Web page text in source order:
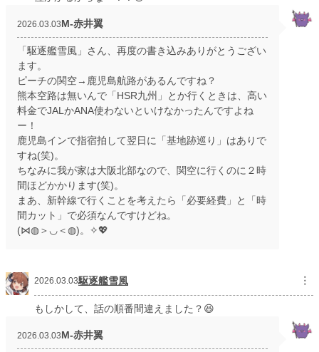
2026.03.03M‐赤井翼
「駆逐艦雪風」さん、再度の書き込みありがとうござい
ます。
ピーチの関空→鹿児島航路があるんですね？
熊本空路は無いんで「HSR九州」とか行くときは、高い
料金でJALかANA使わないといけなかったんですよね
ー！
鹿児島インで指宿拍して翌日に「基地跡巡り」はありで
すね(笑)。
ちなみに我が家は大阪北部なので、関空に行くのに２時
間ほどかかります(笑)。
まあ、新幹線で行くことを考えたら「必要経費」と「時
間カット」で必須なんですけどね。
(⋈◍＞◡＜◍)。✧💖
2026.03.03駆逐艦雪風 ︙
もしかして、話の順番間違えました？😆
2026.03.03M‐赤井翼